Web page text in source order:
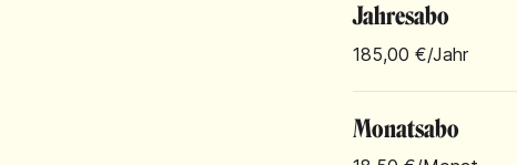
Jahresabo
185,00 €/Jahr
Monatsabo